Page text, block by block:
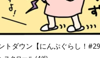
トダウン【にんぷぐらし！